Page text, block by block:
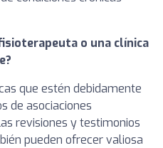
o una clínica
que estén debidamente
de asociaciones
revisiones y testimonios
pueden ofrecer valiosa